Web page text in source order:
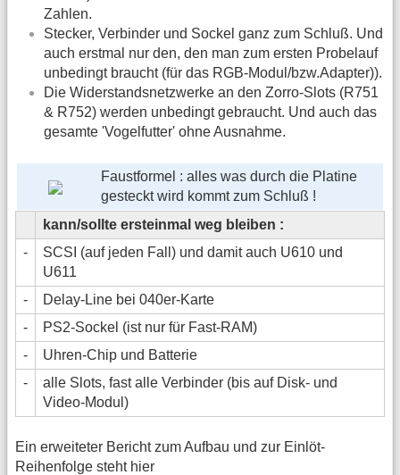
Zahlen.
Stecker, Verbinder und Sockel ganz zum Schluß. Und
auch erstmal nur den, den man zum ersten Probelauf
unbedingt braucht (für das RGB-Modul/bzw.Adapter)).
Die Widerstandsnetzwerke an den Zorro-Slots (R751
& R752) werden unbedingt gebraucht. Und auch das
gesamte 'Vogelfutter' ohne Ausnahme.
Faustformel : alles was durch die Platine
gesteckt wird kommt zum Schluß !
kann/sollte ersteinmal weg bleiben :
-
SCSI (auf jeden Fall) und damit auch U610 und
U611
-
Delay-Line bei 040er-Karte
-
PS2-Sockel (ist nur für Fast-RAM)
-
Uhren-Chip und Batterie
-
alle Slots, fast alle Verbinder (bis auf Disk- und
Video-Modul)
Ein erweiteter Bericht zum Aufbau und zur Einlöt-
Reihenfolge steht hier